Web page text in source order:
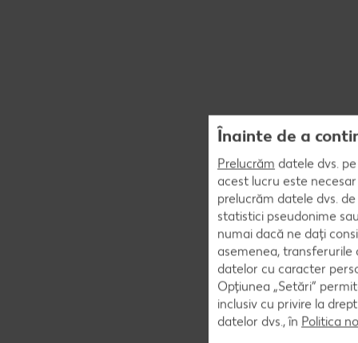
Înainte de a
Prelucrăm datele dvs.
acest lucru este
prelucrăm datele dvs.
statistici pseudonime
numai dacă ne dați
asemenea,
datelor cu caracter
Opțiunea „Setări”
inclusiv cu privire la
datelor dvs., în Politica